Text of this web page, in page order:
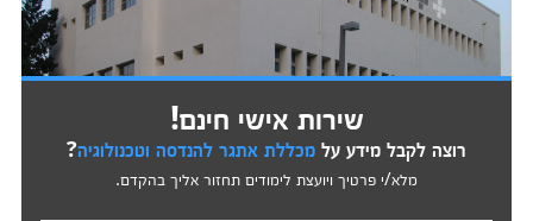
שירות אישי חינם!
רוצה לקבל מידע על מכללת אתגר להנדסה וטכנולוגיה?
מלא/י פרטיך ויועצת לימודים תחזור אליך בהקדם.